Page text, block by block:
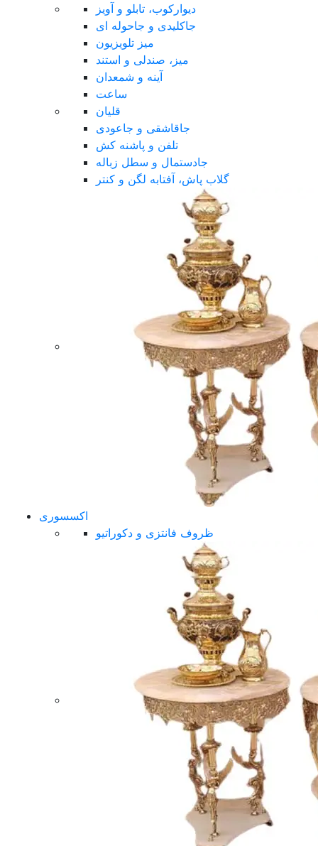
دیوارکوب، تابلو و آویز
جاکلیدی و جاحوله ای
میز تلویزیون
میز، صندلی و استند
آینه و شمعدان
ساعت
قلیان
جاقاشقی و جاعودی
تلفن و پاشنه کش
جادستمال و سطل زباله
گلاب پاش، آفتابه لگن و کنتر
اکسسوری
ظروف فانتزی و دکوراتیو